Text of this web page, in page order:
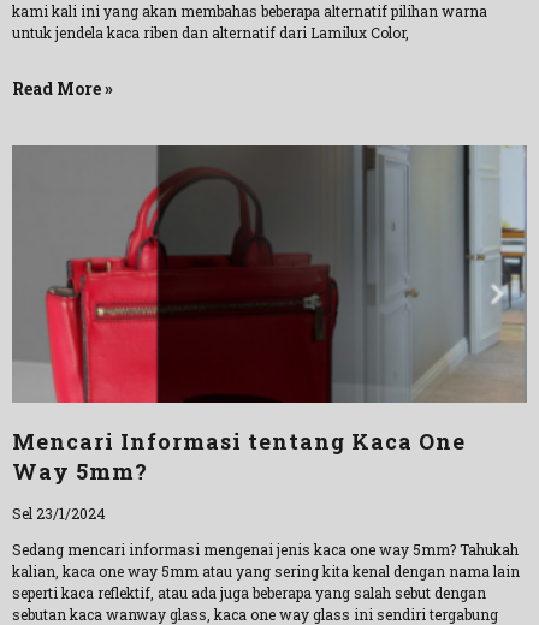
kami kali ini yang akan membahas beberapa alternatif pilihan warna
untuk jendela kaca riben dan alternatif dari Lamilux Color,
Read More »
Mencari Informasi tentang Kaca One
Way 5mm?
Sel 23/1/2024
Sedang mencari informasi mengenai jenis kaca one way 5mm? Tahukah
kalian, kaca one way 5mm atau yang sering kita kenal dengan nama lain
seperti kaca reflektif, atau ada juga beberapa yang salah sebut dengan
sebutan kaca wanway glass, kaca one way glass ini sendiri tergabung